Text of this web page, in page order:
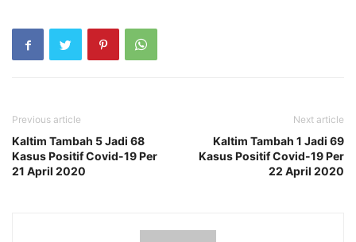
Previous article
Kaltim Tambah 5 Jadi 68
Kasus Positif Covid-19 Per
21 April 2020
Next article
Kaltim Tambah 1 Jadi 69
Kasus Positif Covid-19 Per
22 April 2020